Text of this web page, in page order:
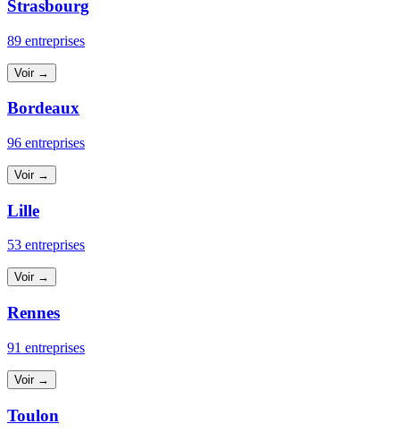
Strasbourg
89 entreprises
Voir →
Bordeaux
96 entreprises
Voir →
Lille
53 entreprises
Voir →
Rennes
91 entreprises
Voir →
Toulon